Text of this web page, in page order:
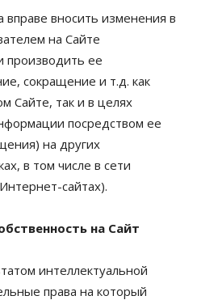
вправе вносить изменения в
на Сайте
производить ее
сокращение и т.д. как
Сайте, так и в целях
посредством ее
на других
в том числе в сети
сайтах).
на Сайт
интеллектуальной
права на который